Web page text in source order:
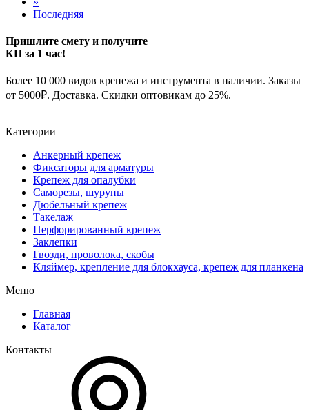
Последняя
Пришлите смету и получите
КП за 1 час!
Более 10 000 видов крепежа и инструмента в наличии. Заказы
от 5000₽. Доставка. Скидки оптовикам до 25%.
Категории
Анкерный крепеж
Фиксаторы для арматуры
Крепеж для опалубки
Саморезы, шурупы
Дюбельный крепеж
Такелаж
Перфорированный крепеж
Заклепки
Гвозди, проволока, скобы
Кляймер, крепление для блокхауса, крепеж для планкена
Меню
Главная
Каталог
Контакты